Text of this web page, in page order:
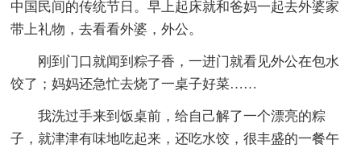
中国民间的传统节日。早上起床就和爸妈一起去外婆家
带上礼物，去看看外婆，外公。
刚到门口就闻到粽子香，一进门就看见外公在包水
饺了；妈妈还急忙去烧了一桌子好菜……
我洗过手来到饭桌前，给自己解了一个漂亮的粽
子，就津津有味地吃起来，还吃水饺，很丰盛的一餐午